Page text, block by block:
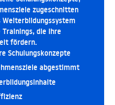
zugeschnitten
die Ihre
fördern.
Schulungskonzepte
abgestimmt